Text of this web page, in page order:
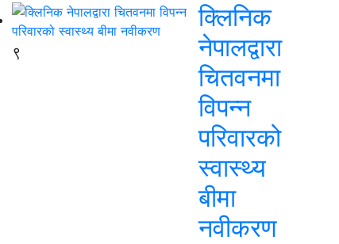
९
क्लिनिक
नेपालद्वारा
चितवनमा
विपन्न
परिवारको
स्वास्थ्य
बीमा
नवीकरण